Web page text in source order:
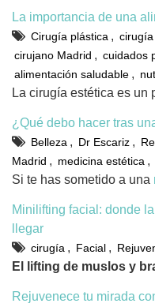
La importancia de una
Cirugía plástica ,
cirujano Madrid , cuidados
alimentación saludable ,
La cirugía estética es un
¿Qué debo hacer tras
Belleza , Dr Escariz ,
Madrid , medicina estética ,
Si te has sometido a una
Minilifting facial: donde
llegar
cirugía , Facial ,
El lifting de muslos y
Rejuvenece tu mirada